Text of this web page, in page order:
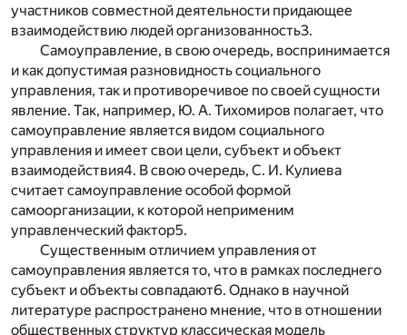
участников совместной деятельности придающее
взаимодействию людей организованность3.
Самоуправление, в свою очередь, воспринимается
и как допустимая разновидность социального
управления, так и противоречивое по своей сущности
явление. Так, например, Ю. А. Тихомиров полагает, что
самоуправление является видом социального
управления и имеет свои цели, субъект и объект
взаимодействия4. В свою очередь, С. И. Кулиева
считает самоуправление особой формой
самоорганизации, к которой неприменим
управленческий фактор5.
Существенным отличием управления от
самоуправления является то, что в рамках последнего
субъект и объекты совпадают6. Однако в научной
литературе распространено мнение, что в отношении
общественных структур классическая модель